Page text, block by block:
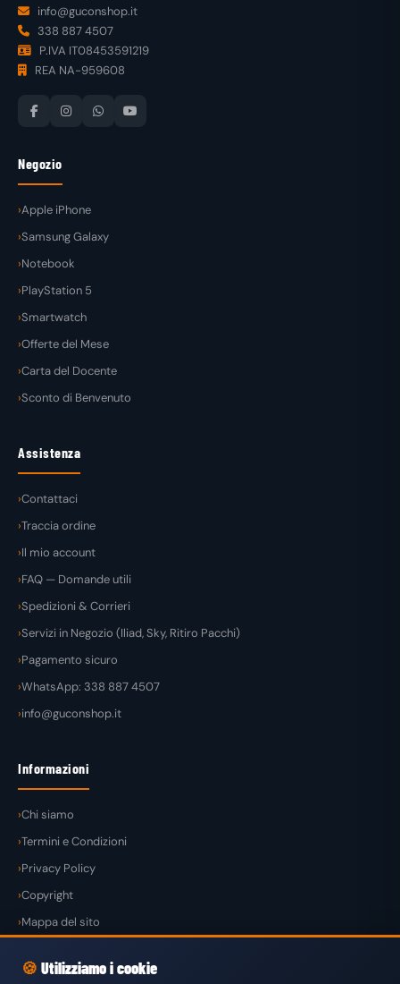
info@guconshop.it
338 887 4507
P.IVA IT08453591219
REA NA-959608
Negozio
Apple iPhone
Samsung Galaxy
Notebook
PlayStation 5
Smartwatch
Offerte del Mese
Carta del Docente
Sconto di Benvenuto
Assistenza
Contattaci
Traccia ordine
Il mio account
FAQ — Domande utili
Spedizioni & Corrieri
Servizi in Negozio (Iliad, Sky, Ritiro Pacchi)
Pagamento sicuro
WhatsApp: 338 887 4507
info@guconshop.it
Informazioni
Chi siamo
Termini e Condizioni
Privacy Policy
Copyright
Mappa del sito
🍪 Utilizziamo i cookie